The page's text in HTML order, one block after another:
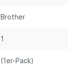
Brother
1
(1er-Pack)